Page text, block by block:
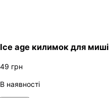
Ice age килимок для миші
49 грн
В наявності